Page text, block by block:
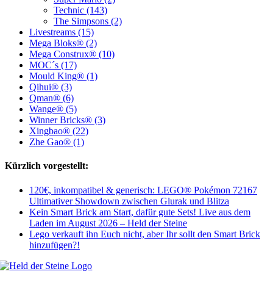
Technic (143)
The Simpsons (2)
Livestreams (15)
Mega Bloks® (2)
Mega Construx® (10)
MOC´s (17)
Mould King® (1)
Qihui® (3)
Qman® (6)
Wange® (5)
Winner Bricks® (3)
Xingbao® (22)
Zhe Gao® (1)
Kürzlich vorgestellt:
120€, inkompatibel & generisch: LEGO® Pokémon 72167
Ultimativer Showdown zwischen Glurak und Blitza
Kein Smart Brick am Start, dafür gute Sets! Live aus dem
Laden im August 2026 – Held der Steine
Lego verkauft ihn Euch nicht, aber Ihr sollt den Smart Brick
hinzufügen?!